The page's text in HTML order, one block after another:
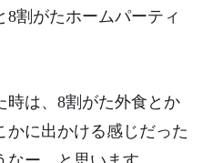
割がたホームパーティ
時は、8割がた外食とか
かに出かける感じだった